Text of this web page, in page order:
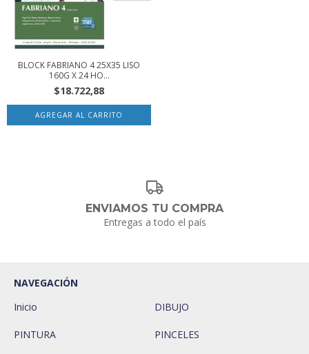
BLOCK FABRIANO 4 25X35 LISO
160G X 24 HO...
$18.722,88
ENVIAMOS TU COMPRA
Entregas a todo el país
NAVEGACIÓN
Inicio
DIBUJO
PINTURA PINCELES